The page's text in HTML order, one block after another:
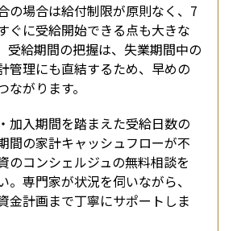
の場合は給付制限が原則なく、7
ぐに受給開始できる点も大きな
受給期間の把握は、失業期間中の
管理にも直結するため、早めの
がります。
加入期間を踏まえた受給日数の
間の家計キャッシュフローが不
のコンシェルジュの無料相談を
。専門家が状況を伺いながら、
金計画まで丁寧にサポートしま